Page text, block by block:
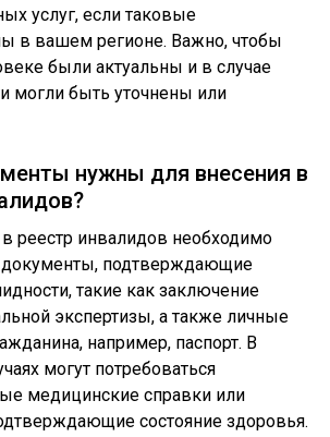
услуг, если таковые
в вашем регионе. Важно, чтобы
были актуальны и в случае
могли быть уточнены или
нужны для внесения в
реестр инвалидов необходимо
документы, подтверждающие
такие как заключение
экспертизы, а также личные
например, паспорт. В
могут потребоваться
медицинские справки или
состояние здоровья.